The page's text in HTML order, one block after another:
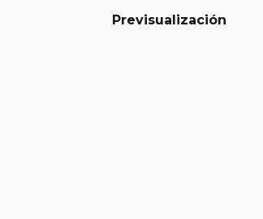
Previsualización